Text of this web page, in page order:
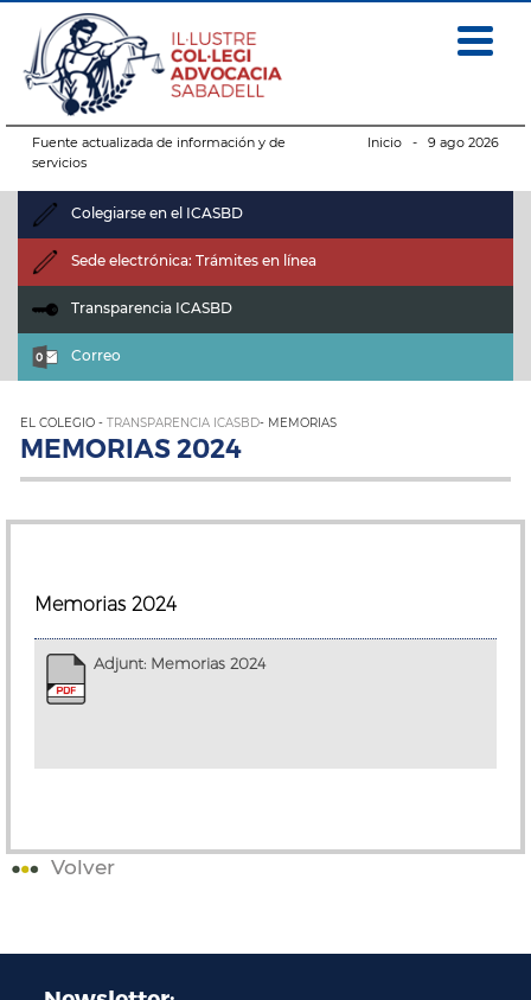
Fuente actualizada de información y de
servicios
Inicio- 9 ago 2026
Colegiarse en el ICASBD
Sede electrónica: Trámites en línea
Transparencia ICASBD
Correo
EL COLEGIO - TRANSPARENCIA ICASBD- MEMORIAS
MEMORIAS 2024
Memorias 2024
Adjunt: Memorias 2024
Volver